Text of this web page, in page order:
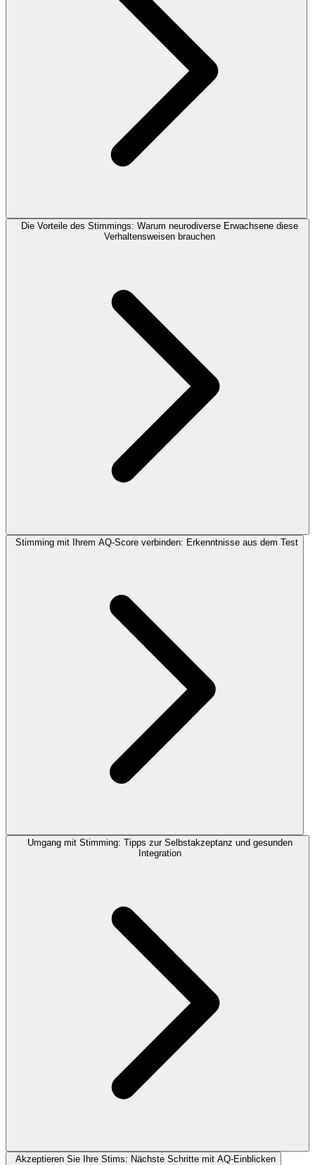
Die Vorteile des Stimmings: Warum neurodiverse Erwachsene diese
Verhaltensweisen brauchen
Stimming mit Ihrem AQ-Score verbinden: Erkenntnisse aus dem Test
Umgang mit Stimming: Tipps zur Selbstakzeptanz und gesunden
Integration
Akzeptieren Sie Ihre Stims: Nächste Schritte mit AQ-Einblicken